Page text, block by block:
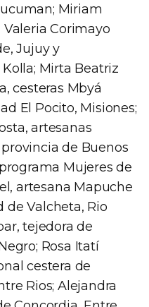
Miriam
Corimayo
Jujuy y
Mirta Beatriz
cesteras Mbyá
El Pocito, Misiones;
artesanas
de Buenos
Mujeres de
artesana Mapuche
Valcheta, Rio
tejedora de
Rosa Itatí
cestera de
Rios; Alejandra